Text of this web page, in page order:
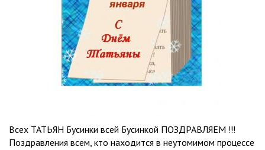
Всех ТАТЬЯН Бусинки всей Бусинкой ПОЗДРАВЛЯЕМ !!!
Поздравления всем, кто находится в неутомимом процессе